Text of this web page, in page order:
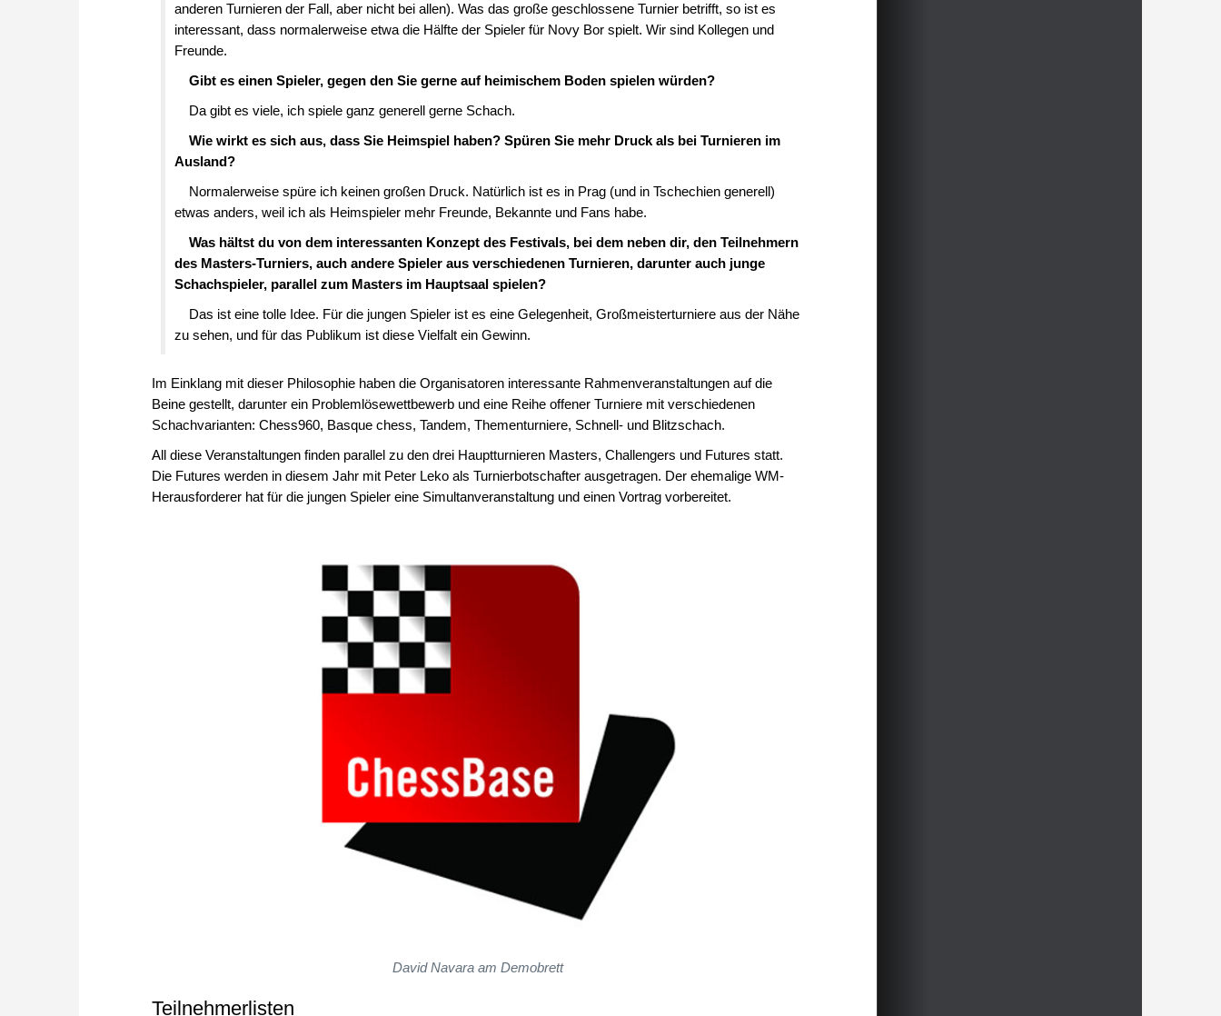
anderen Turnieren der Fall, aber nicht bei allen). Was das große geschlossene Turnier betrifft, so ist es
interessant, dass normalerweise etwa die Hälfte der Spieler für Novy Bor spielt. Wir sind Kollegen und
Freunde.
Gibt es einen Spieler, gegen den Sie gerne auf heimischem Boden spielen würden?
Da gibt es viele, ich spiele ganz generell gerne Schach.
Wie wirkt es sich aus, dass Sie Heimspiel haben? Spüren Sie mehr Druck als bei Turnieren im
Ausland?
Normalerweise spüre ich keinen großen Druck. Natürlich ist es in Prag (und in Tschechien generell)
etwas anders, weil ich als Heimspieler mehr Freunde, Bekannte und Fans habe.
Was hältst du von dem interessanten Konzept des Festivals, bei dem neben dir, den Teilnehmern
des Masters-Turniers, auch andere Spieler aus verschiedenen Turnieren, darunter auch junge
Schachspieler, parallel zum Masters im Hauptsaal spielen?
Das ist eine tolle Idee. Für die jungen Spieler ist es eine Gelegenheit, Großmeisterturniere aus der Nähe
zu sehen, und für das Publikum ist diese Vielfalt ein Gewinn.
Im Einklang mit dieser Philosophie haben die Organisatoren interessante Rahmenveranstaltungen auf die
Beine gestellt, darunter ein Problemlösewettbewerb und eine Reihe offener Turniere mit verschiedenen
Schachvarianten: Chess960, Basque chess, Tandem, Thementurniere, Schnell- und Blitzschach.
All diese Veranstaltungen finden parallel zu den drei Hauptturnieren Masters, Challengers und Futures statt.
Die Futures werden in diesem Jahr mit Peter Leko als Turnierbotschafter ausgetragen. Der ehemalige WM-
Herausforderer hat für die jungen Spieler eine Simultanveranstaltung und einen Vortrag vorbereitet.
David Navara am Demobrett
Teilnehmerlisten